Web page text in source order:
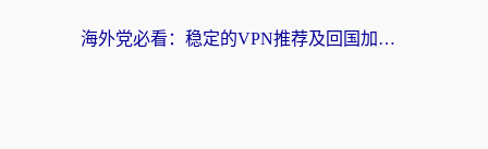
海外党必看：稳定的VPN推荐及回国加速器选择全攻略——告别地域限制，轻松刷国内资源